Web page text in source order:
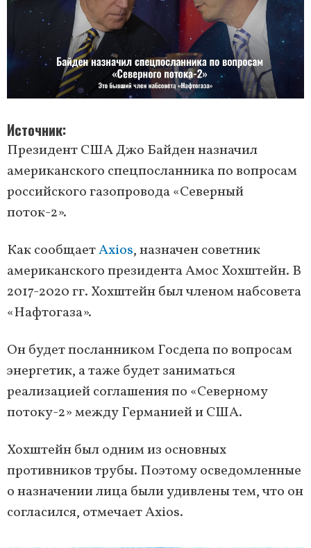
Источник
Президент США Джо Байден назначил
американского спецпосланника по вопросам
российского газопровода «Северный
поток-2».
Как сообщаетAxios, назначен советник
американского президента Амос Хохштейн. В
2017-2020 гг. Хохштейн был членом набсовета
«Нафтогаза».
Он будет посланником Госдепа по вопросам
энергетик, а таже будет заниматься
реализацией соглашения по «Северному
потоку-2» между Германией и США.
Хохштейн был одним из основных
противников трубы. Поэтому осведомленные
о назначении лица были удивлены тем, что он
согласился, отмечает Axios.